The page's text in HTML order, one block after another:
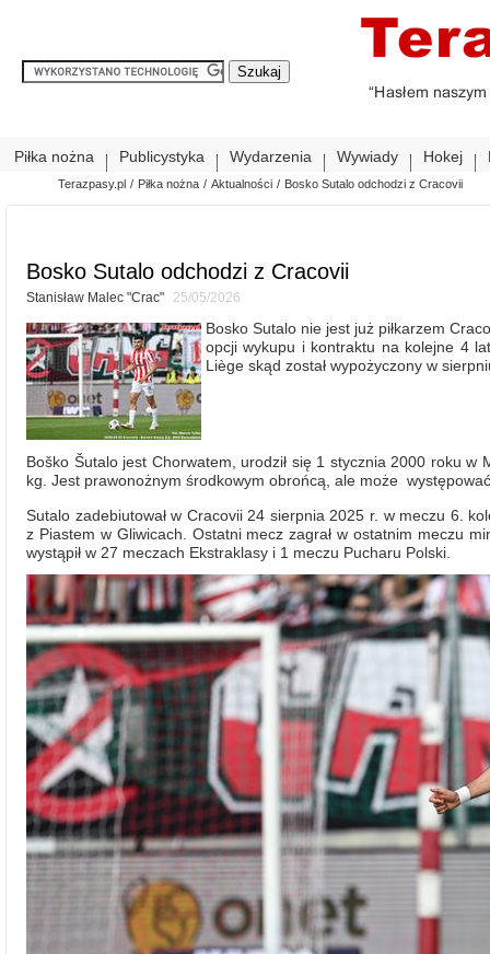
Piłka nożna Publicystyka Wydarzenia Wywiady Hokej
Terazpasy.pl / Piłka nożna / Aktualności / Bosko Sutalo odchodzi z Cracovii
Bosko Sutalo odchodzi z Cracovii
Stanisław Malec "Crac" 25/05/2026
Bosko Sutalo nie jest już piłkarzem
opcji wykupu i kontraktu na kolejne 4
Liège skąd został wypożyczony w
Boško Šutalo jest Chorwatem, urodził się 1 stycznia 2000 roku
kg. Jest prawonożnym środkowym obrońcą, ale może
Sutalo zadebiutował w Cracovii 24 sierpnia 2025 r. w meczu 6.
z Piastem w Gliwicach. Ostatni mecz zagrał w ostatnim meczu
wystąpił w 27 meczach Ekstraklasy i 1 meczu Pucharu Polski.